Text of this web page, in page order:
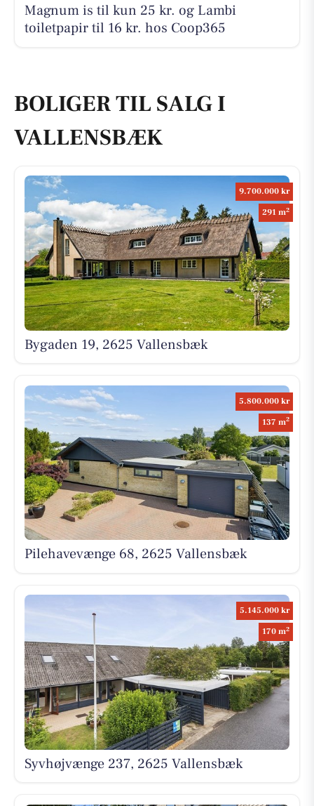
Magnum is til kun 25 kr. og Lambi
toiletpapir til 16 kr. hos Coop365
BOLIGER TIL SALG I
VALLENSBÆK
9.700.000 kr
291 m2
Bygaden 19, 2625 Vallensbæk
5.800.000 kr
137 m2
Pilehavevænge 68, 2625 Vallensbæk
5.145.000 kr
170 m2
Syvhøjvænge 237, 2625 Vallensbæk